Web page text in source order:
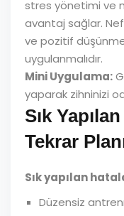
stres yönetimi ve
avantaj sağlar.
ve pozitif
uygulanmalıdır.
Mini Uygulama:
yaparak zihninizi
Sık
Tekrar
Sık yapılan
Düzensiz